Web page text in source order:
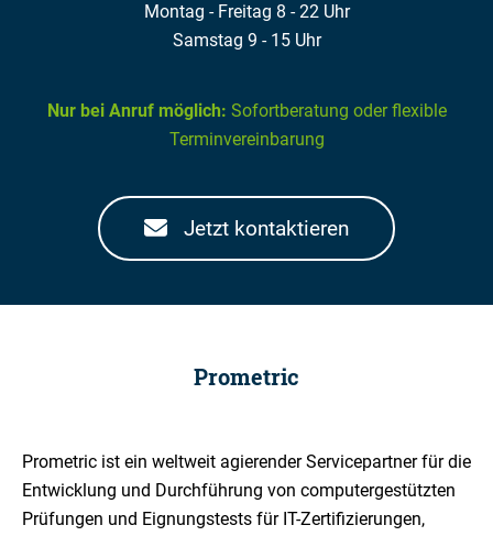
Montag - Freitag 8 - 22 Uhr
Samstag 9 - 15 Uhr
Nur bei Anruf möglich: Sofortberatung oder flexible
Terminvereinbarung
Jetzt kontaktieren
Prometric
Prometric ist ein weltweit agierender Servicepartner für die
Entwicklung und Durchführung von computergestützten
Prüfungen und Eignungstests für IT-Zertifizierungen,